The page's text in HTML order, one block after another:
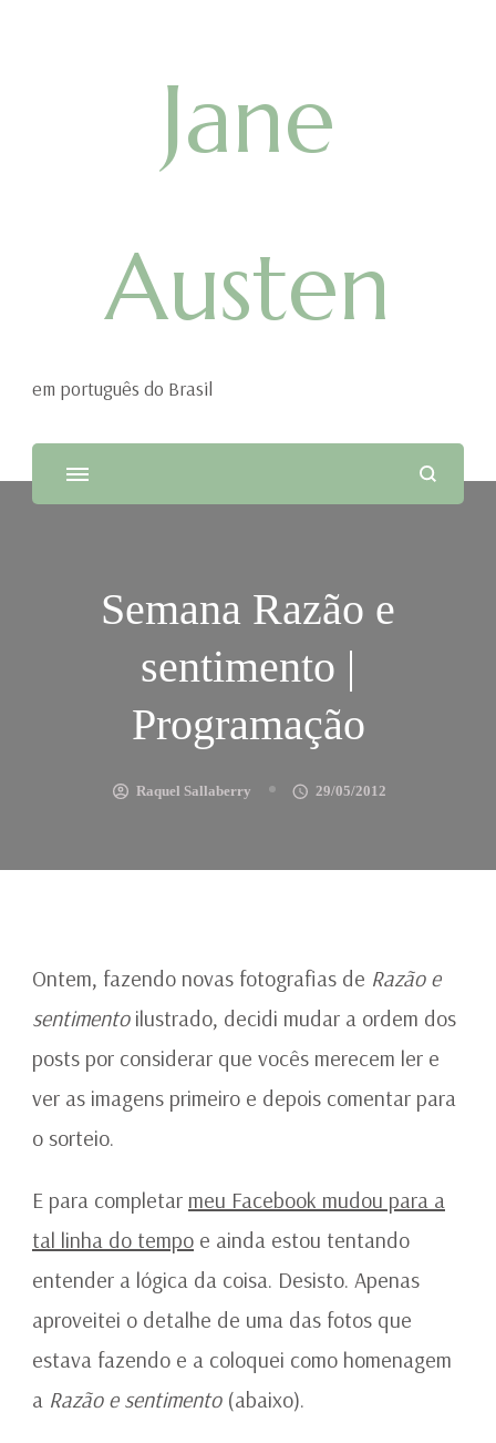
Jane
Austen
em português do Brasil
Semana Razão e
sentimento |
Programação
Raquel Sallaberry 29/05/2012
Ontem, fazendo novas fotografias de Razão e
sentimentoilustrado, decidi mudar a ordem dos
posts por considerar que vocês merecem ler e
ver as imagens primeiro e depois comentar para
o sorteio.
E para completar meu Facebook mudou para a
tal linha do tempo e ainda estou tentando
entender a lógica da coisa. Desisto. Apenas
aproveitei o detalhe de uma das fotos que
estava fazendo e a coloquei como homenagem
a Razão e sentimento(abaixo).